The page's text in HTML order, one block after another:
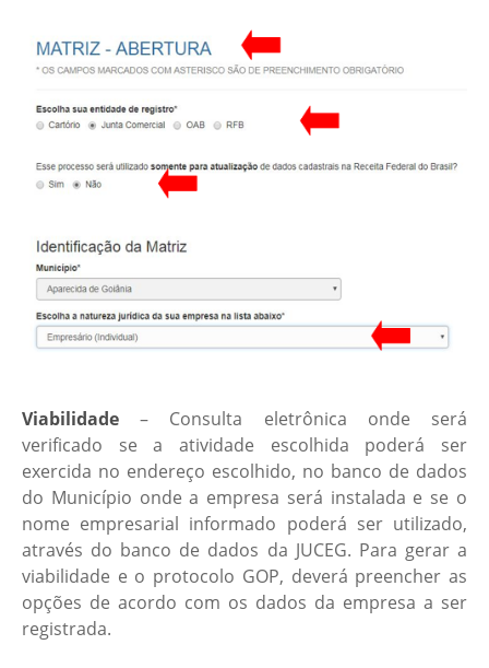
Viabilidade– Consulta eletrônica onde será
verificado se a atividade escolhida poderá ser
exercida no endereço escolhido, no banco de dados
do Município onde a empresa será instalada e se o
nome empresarial informado poderá ser utilizado,
através do banco de dados da JUCEG. Para gerar a
viabilidade e o protocolo GOP, deverá preencher as
opções de acordo com os dados da empresa a ser
registrada.